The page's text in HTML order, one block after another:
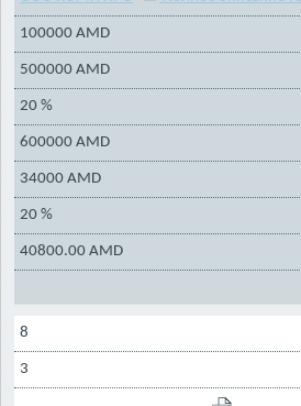
100000 AMD
500000 AMD
20 %
600000 AMD
34000 AMD
20 %
40800.00 AMD
8
3